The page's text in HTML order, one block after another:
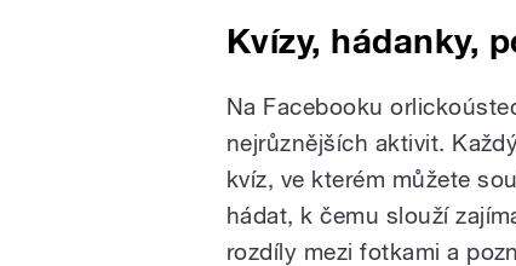
Kvízy, hádanky,
Na Facebooku
nejrůznějších aktivit.
kvíz, ve kterém můžete
hádat, k čemu slouží
rozdíly mezi fotkami a